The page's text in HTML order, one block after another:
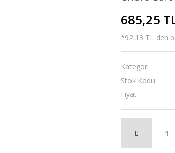
685,25
*92,13 TL den
Kategori
Stok Kodu
Fiyat